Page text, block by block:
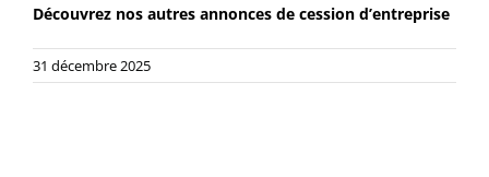
Découvrez nos autres annonces de cession d’entreprise
31 décembre 2025